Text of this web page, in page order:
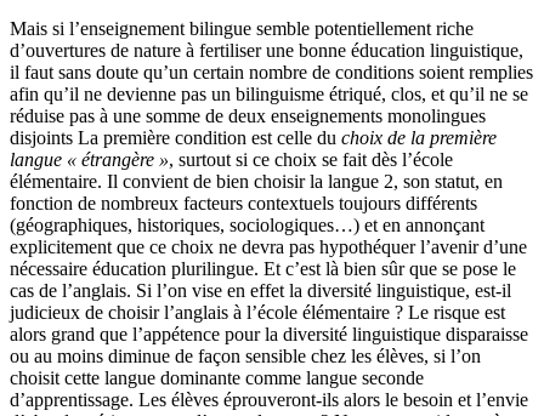
Mais si l’enseignement bilingue semble potentiellement riche
d’ouvertures de nature à fertiliser une bonne éducation linguistique,
il faut sans doute qu’un certain nombre de conditions soient remplies
afin qu’il ne devienne pas un bilinguisme étriqué, clos, et qu’il ne se
réduise pas à une somme de deux enseignements monolingues
disjoints La première condition est celle du choix de la première
langue « étrangère », surtout si ce choix se fait dès l’école
élémentaire. Il convient de bien choisir la langue 2, son statut, en
fonction de nombreux facteurs contextuels toujours différents
(géographiques, historiques, sociologiques…) et en annonçant
explicitement que ce choix ne devra pas hypothéquer l’avenir d’une
nécessaire éducation plurilingue. Et c’est là bien sûr que se pose le
cas de l’anglais. Si l’on vise en effet la diversité linguistique, est-il
judicieux de choisir l’anglais à l’école élémentaire ? Le risque est
alors grand que l’appétence pour la diversité linguistique disparaisse
ou au moins diminue de façon sensible chez les élèves, si l’on
choisit cette langue dominante comme langue seconde
d’apprentissage. Les élèves éprouveront-ils alors le besoin et l’envie